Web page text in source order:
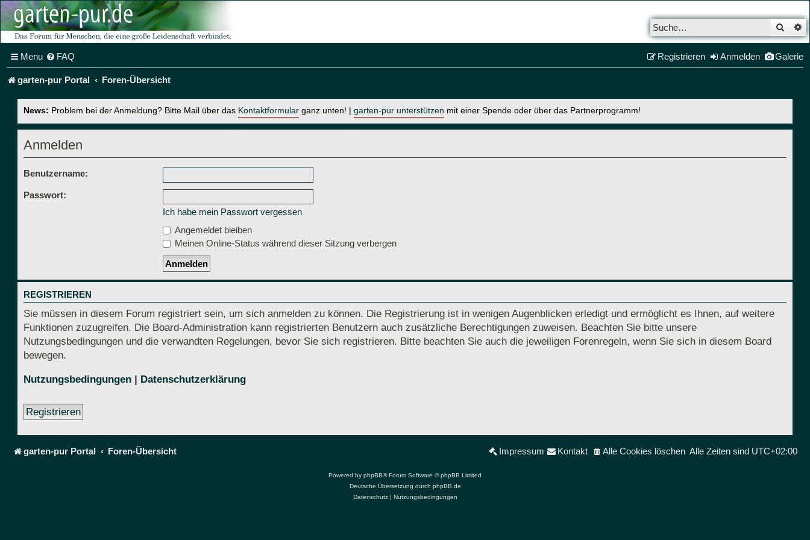
Menu FAQ Galerie
Anmelden
Registrieren
garten-pur Portal Foren-Übersicht
News: Problem bei der Anmeldung? Bitte Mail über das Kontaktformular ganz unten! | garten-pur unterstützen mit einer Spende oder über das Partnerprogramm!
Anmelden
Benutzername:
Passwort:
Ich habe mein Passwort vergessen
Angemeldet bleiben
Meinen Online-Status während dieser Sitzung verbergen
REGISTRIEREN
Sie müssen in diesem Forum registriert sein, um sich anmelden zu können. Die Registrierung ist in wenigen Augenblicken erledigt und ermöglicht es Ihnen, auf weitere
Funktionen zuzugreifen. Die Board-Administration kann registrierten Benutzern auch zusätzliche Berechtigungen zuweisen. Beachten Sie bitte unsere
Nutzungsbedingungen und die verwandten Regelungen, bevor Sie sich registrieren. Bitte beachten Sie auch die jeweiligen Forenregeln, wenn Sie sich in diesem Board
bewegen.
Nutzungsbedingungen | Datenschutzerklärung
Registrieren
garten-pur Portal Foren-Übersicht Alle Zeiten sind UTC+02:00
Alle Cookies löschen
Impressum Kontakt
Powered by phpBB® Forum Software © phpBB Limited
Deutsche Übersetzung durch phpBB.de
Datenschutz| Nutzungsbedingungen